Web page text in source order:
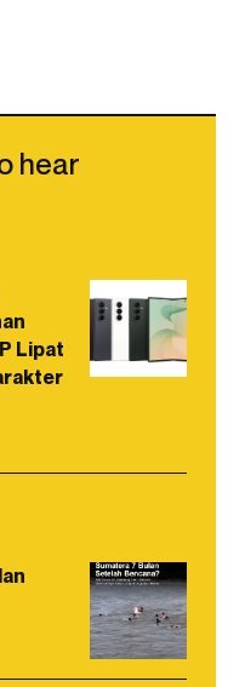
hear
Lipat